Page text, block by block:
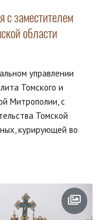
с заместителем
области
управлении
Томского и
Митрополии, с
Томской
курирующей во